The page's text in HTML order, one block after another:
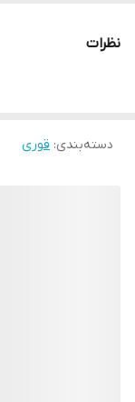
نظرات
دسته‌بندی: قوری